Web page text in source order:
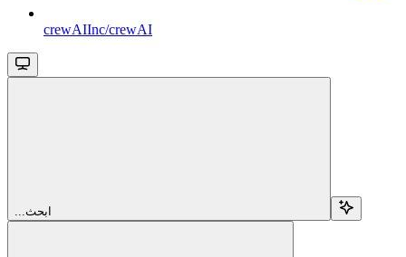
crewAIInc/crewAI
...ابحث